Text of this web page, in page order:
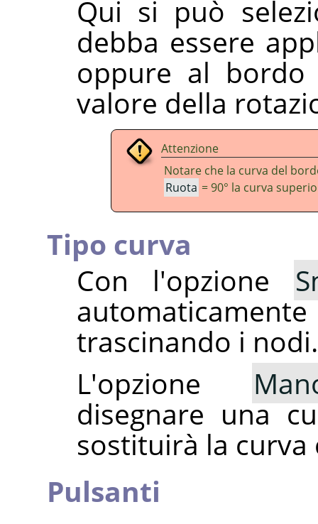
Qui si può
debba essere
oppure al
valore della
Attenzione
Notare che la curva del
Ruota = 90° la curva
Tipo curva
Con l'opzione
trascinando i nodi.
L'opzione
disegnare una
sostituirà la curva
Pulsanti